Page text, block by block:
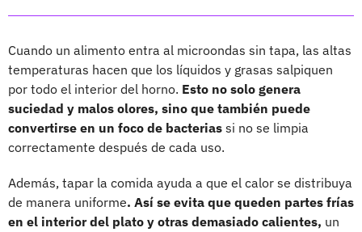
Cuando un alimento entra al microondas sin tapa, las altas
temperaturas hacen que los líquidos y grasas salpiquen
por todo el interior del horno. Esto no solo genera
suciedad y malos olores, sino que también puede
convertirse en un foco de bacterias si no se limpia
correctamente después de cada uso.
Además, tapar la comida ayuda a que el calor se distribuya
de manera uniforme. Así se evita que queden partes frías
en el interior del plato y otras demasiado calientes, un